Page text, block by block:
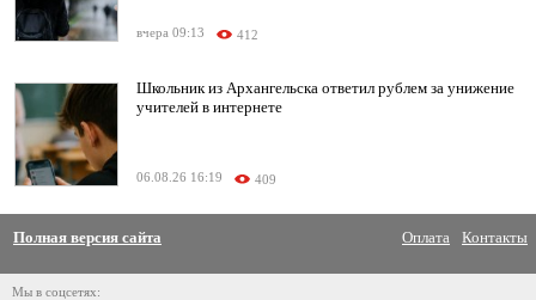
вчера 09:13 412
Школьник из Архангельска ответил рублем за унижение
учителей в интернете
06.08.26 16:19 409
Полная версия сайта Оплата Контакты
Мы в соцсетях: